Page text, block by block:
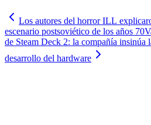
Los autores del horror ILL
escenario postsoviético de los años 70
de Steam Deck 2: la compañía insinúa
desarrollo del hardware